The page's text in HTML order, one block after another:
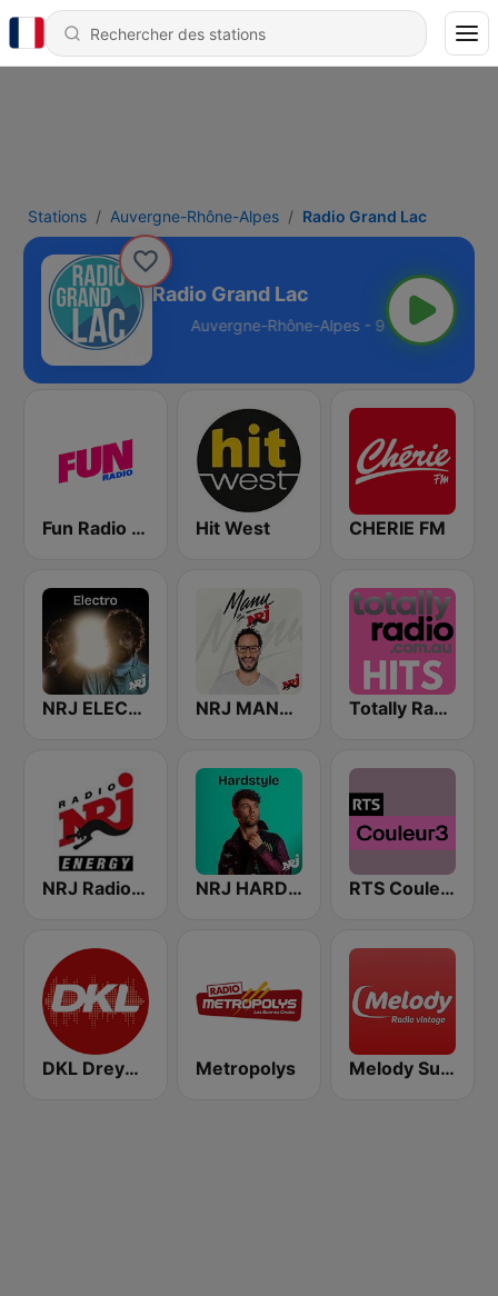
Stations Auvergne-Rhône-Alpes Radio Grand Lac
Radio Grand Lac
Alpes - 92.1 FM
Fun Radio FRANCE Hit West CHERIE FM
NRJ ELECTRO NRJ MANU SUR NRJ Totally Radio Hits
NRJ Radio ENERGY NRJ HARDSTYLE RTS Couleur 3
DKL Dreyeckland Metropolys Melody Suisse